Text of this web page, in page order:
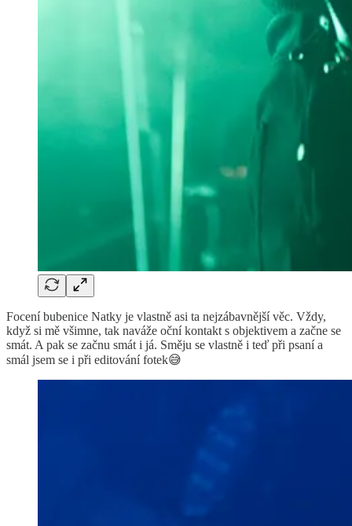
Focení bubenice Natky je vlastně asi ta nejzábavnější věc. Vždy,
když si mě všimne, tak naváže oční kontakt s objektivem a začne se
smát. A pak se začnu smát i já. Směju se vlastně i teď při psaní a
smál jsem se i při editování fotek😅